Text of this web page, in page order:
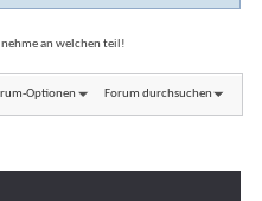
nehme an welchen teil!
Optionen Forum durchsuchen